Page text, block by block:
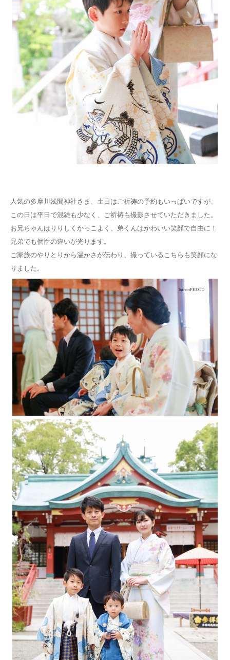
人気の多摩川浅間神社さま、土日はご祈祷の予約もいっぱいですが、
この日は平日で混雑も少なく、ご祈祷も撮影させていただきました。
お兄ちゃんはりりしくかっこよく、弟くんはかわいい笑顔で自由に！
兄弟でも個性の違いが光ります。
ご家族のやりとりから温かさが伝わり、撮っているこちらも笑顔にな
りました。